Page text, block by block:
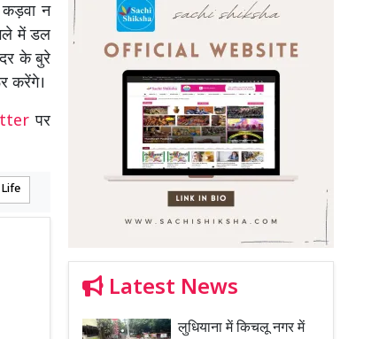
कड़वा न
में डल
के बुरे
करेंगे।
पर
Life
Latest News
लुधियाना में किचलू नगर में